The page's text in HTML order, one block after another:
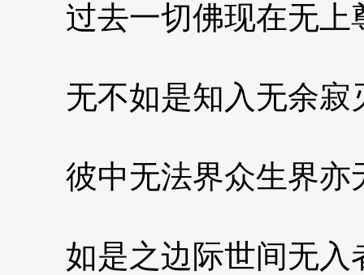
过去一切佛现在无上
无不如是知入无余寂
彼中无法界众生界亦
如是之边际世间无入